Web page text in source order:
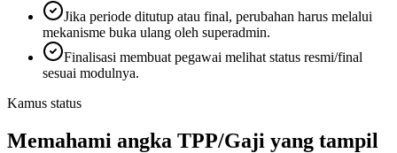
Jika periode ditutup atau final, perubahan harus melalui
mekanisme buka ulang oleh superadmin.
Finalisasi membuat pegawai melihat status resmi/final
sesuai modulnya.
Kamus status
Memahami angka TPP/Gaji yang tampil